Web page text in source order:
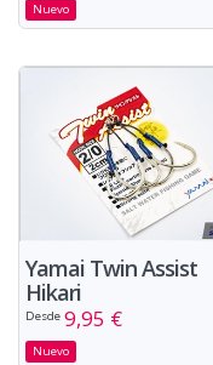
Nuevo
Yamai Twin Assist
Hikari
Desde 9,95 €
Nuevo